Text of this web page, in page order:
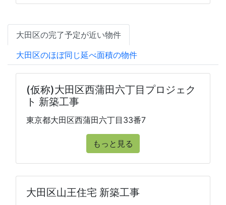
大田区の完了予定が近い物件
大田区のほぼ同じ延べ面積の物件
(仮称)大田区西蒲田六丁目プロジェク
ト 新築工事
東京都大田区西蒲田六丁目33番7
もっと見る
大田区山王住宅 新築工事